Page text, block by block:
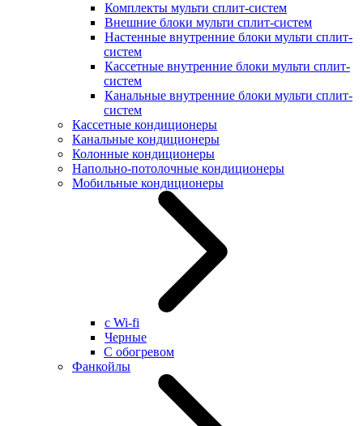
Комплекты мульти сплит-систем
Внешние блоки мульти сплит-систем
Настенные внутренние блоки мульти сплит-
систем
Кассетные внутренние блоки мульти сплит-
систем
Канальные внутренние блоки мульти сплит-
систем
Кассетные кондиционеры
Канальные кондиционеры
Колонные кондиционеры
Напольно-потолочные кондиционеры
Мобильные кондиционеры
с Wi-fi
Черные
С обогревом
Фанкойлы